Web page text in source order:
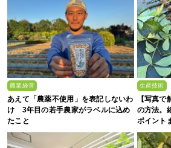
農業経営
あえて「農薬不使用」を表記しないわ
け 3年目の若手農家がラベルに込め
たこと
生産技術
【写真
の方法。
ポイント